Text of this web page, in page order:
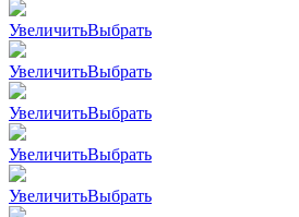
УвеличитьВыбрать
УвеличитьВыбрать
УвеличитьВыбрать
УвеличитьВыбрать
УвеличитьВыбрать